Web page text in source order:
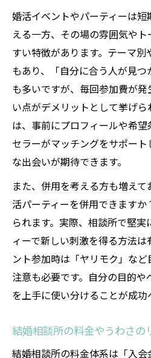
婚活イベントやパーティーは
える一方、その場の雰囲気や
すい特徴があります。テーマ別
もあり、「自分に合う人が見
も多いですが、毎回参加費が発
い点がデメリットとして挙げ
は、事前にプロフィールや希
セラーがマッチングをサポー
な出会いが期待できます。
また、併用を考える方も増え
活パーティーを併用できます
られます。実際、相談所で堅
ィーで新しい刺激を得る方法は
ント参加時は「ヤリモク」な
注意も必要です。自分の目的や
を上手に使い分けることが成功
結婚相談所の料金やうわさの
結婚相談所の料金体系は「入